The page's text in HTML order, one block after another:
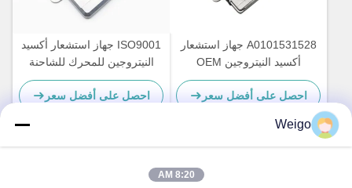
A0101531528 جهاز استشعار
أكسيد النيتروجين OEM
NS1110 مرسيدس أكتروس
NOx Sensor 5WK97330A
احصل على أفضل سعر
ISO9001 جهاز استشعار أكسيد
النيتروجين للمحرك للشاحنة
DAF 2011649 1793379
5WK96628B 1697586
احصل على أفضل سعر
Weigo
8:20 AM